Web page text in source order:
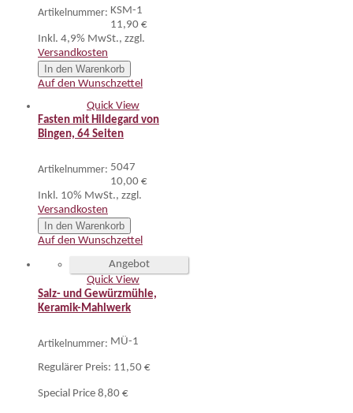
Artikelnummer: KSM-1
11,90 €
Inkl. 4,9% MwSt., zzgl.
Versandkosten
In den Warenkorb
Auf den Wunschzettel
Quick View
Fasten mit Hildegard von
Bingen, 64 Seiten
Artikelnummer: 5047
10,00 €
Inkl. 10% MwSt., zzgl.
Versandkosten
In den Warenkorb
Auf den Wunschzettel
Angebot
Quick View
Salz- und Gewürzmühle,
Keramik-Mahlwerk
Artikelnummer: MÜ-1
Regulärer Preis: 11,50 €
Special Price 8,80 €